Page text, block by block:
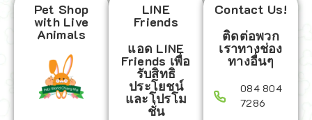
Pet Shop
with Live
Animals
LINE
Friends
แอด LINE
Friends เพื่อ
รับสิทธิ
ประโยชน์
และโปรโม
ชั่น
Contact Us!
ติดต่อพวก
เราทางช่อง
ทางอื่นๆ
084 804
7286